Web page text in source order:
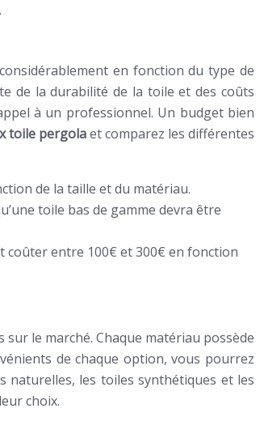
en fonction du type de
de la durabilité de la toile et des coûts
à un professionnel. Un budget bien
toile pergolaet comparez les différentes
de la taille et du matériau.
toile bas de gamme devra être
coûter entre 100€ et 300€ en fonction
le marché. Chaque matériau possède
de chaque option, vous pourrez
naturelles, les toiles synthétiques et les
choix.